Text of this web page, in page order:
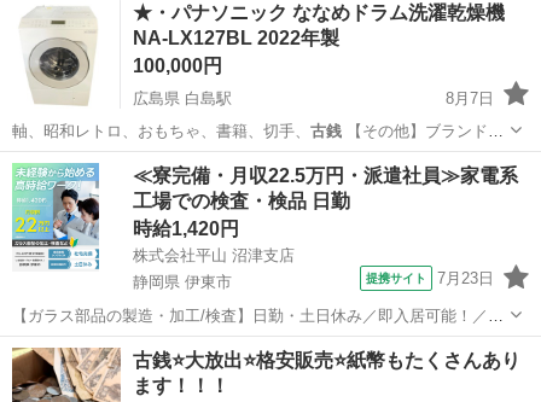
★・パナソニック ななめドラム洗濯乾燥機
NA-LX127BL 2022年製
100,000円
広島県 白島駅
8月7日
軸、昭和レトロ、おもちゃ、書籍、切手、 古銭【その他】ブランド家
具、電動自転車、…
広島 広島市 白島駅 生活家電
≪寮完備・月収22.5万円・派遣社員≫家電系
工場での検査・検品 日勤
時給1,420円
株式会社平山 沼津支店
静岡県 伊東市
提携サイト 7月23日
【ガラス部品の製造・加工/検査】日勤・土日休み／即入居可能！／伊
豆でのんびりライフ♪ ガラス部品の製造・加工/検査 【株式会社平山で
の正社員採用（無期雇用派遣）となります】 「2人で同じ職場で働き
たい」 「仕事も休みも一...
静岡 伊東市 その他
古銭⭐️大放出⭐️格安販売⭐️紙幣もたくさんあり
ます！！！